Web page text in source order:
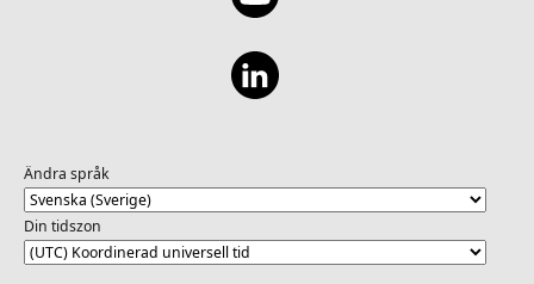
Ändra språk
Din tidszon